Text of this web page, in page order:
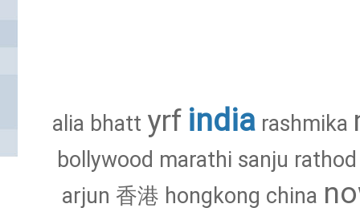
alia bhatt yrf india rashmika
bollywood marathi sanju rathod
arjun 香港 hongkong china